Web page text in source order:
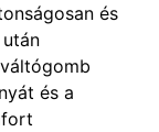
és
és a